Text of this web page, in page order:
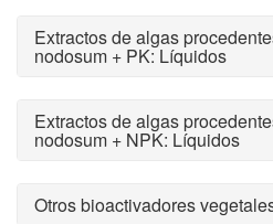
Extractos de algas
nodosum + PK: Líquidos
Extractos de algas
nodosum + NPK: Líquidos
Otros bioactivadores